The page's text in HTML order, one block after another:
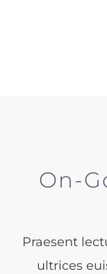
On-
Praesent
ultrices